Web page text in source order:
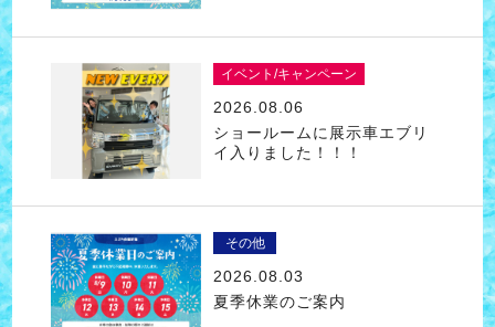
イベント/キャンペーン
2026.08.06
ショールームに展示車エブリ
イ入りました！！！
その他
2026.08.03
夏季休業のご案内